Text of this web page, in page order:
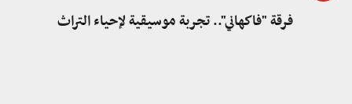
فرقة "فاكهاني".. تجربة موسيقية لإحياء التراث